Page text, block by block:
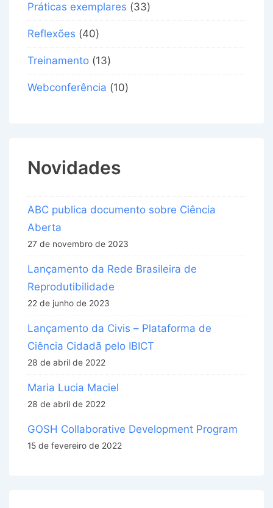
Práticas exemplares (33)
Reflexões (40)
Treinamento (13)
Webconferência (10)
Novidades
ABC publica documento sobre Ciência
Aberta
27 de novembro de 2023
Lançamento da Rede Brasileira de
Reprodutibilidade
22 de junho de 2023
Lançamento da Civis – Plataforma de
Ciência Cidadã pelo IBICT
28 de abril de 2022
Maria Lucia Maciel
28 de abril de 2022
GOSH Collaborative Development Program
15 de fevereiro de 2022